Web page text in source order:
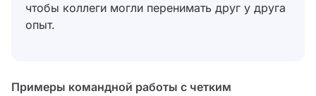
чтобы коллеги могли перенимать друг у друга
опыт.
Примеры командной работы с четким